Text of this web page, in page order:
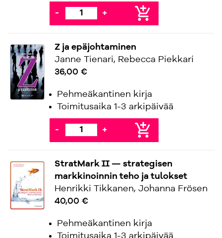
- + add_shopping_cart
Z ja epäjohtaminen
Janne Tienari, Rebecca Piekkari
36,00 €
Pehmeäkantinen kirja
Toimitusaika 1-3 arkipäivää
- + add_shopping_cart
StratMark II — strategisen
markkinoinnin teho ja tulokset
Henrikki Tikkanen, Johanna Frösen
40,00 €
Pehmeäkantinen kirja
Toimitusaika 1-3 arkipäivää